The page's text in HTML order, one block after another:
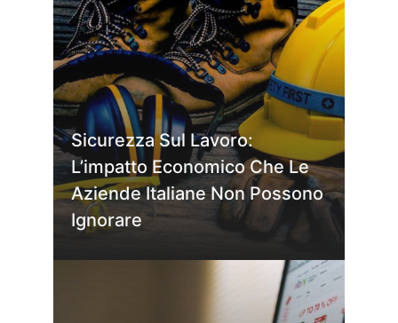
Sicurezza Sul Lavoro:
L’impatto Economico Che Le
Aziende Italiane Non Possono
Ignorare